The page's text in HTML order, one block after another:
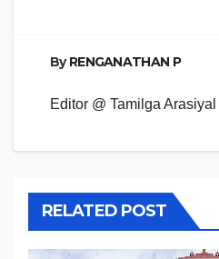
ByRENGANATHAN P
Editor @ Tamilga Arasiyal
RELATED POST